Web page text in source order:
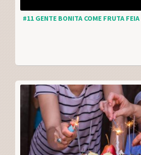
#11 GENTE BONITA COME FRUTA FEIA